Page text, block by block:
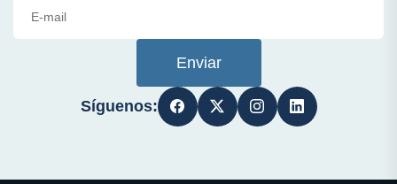
Enviar
Síguenos: